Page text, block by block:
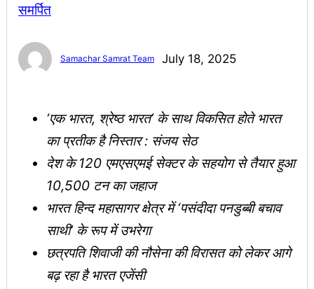
Samachar Samrat Team July 18, 2025
‘एक भारत, श्रेष्ठ भारत’ के साथ विकसित होते भारत
का प्रतीक है निस्तार : संजय सेठ
देश के 120 एमएसएमई सेक्टर के सहयोग से तैयार हुआ
10,500 टन का जहाज
भारत हिन्द महासागर क्षेत्र में ‘पसंदीदा पनडुब्बी बचाव
साथी’ के रूप में उभरेगा
छत्रपति शिवाजी की नौसेना की विरासत को लेकर आगे
बढ़ रहा है भारत एजेंसी